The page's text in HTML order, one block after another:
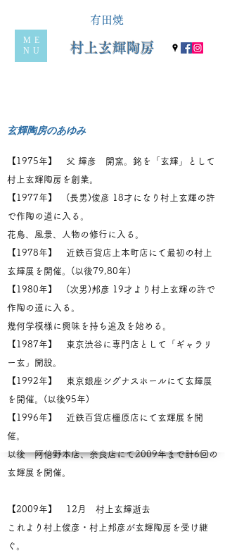
村上玄輝陶房
有田焼
ME
NU
玄輝陶房のあゆみ
【1975年】 父 輝彦 開窯。銘を「玄輝」として
村上玄輝陶房を創業。
【1977年】 (長男)俊彦 18才になり村上玄輝の許
で作陶の道に入る。
花鳥、風景、人物の修行に入る。
【1978年】 近鉄百貨店上本町店にて最初の村上
玄輝展を開催。(以後79,80年)
【1980年】 (次男)邦彦 19才より村上玄輝の許で
作陶の道に入る。
幾何学模様に興味を持ち追及を始める。
【1987年】 東京渋谷に専門店として「ギャラリ
ー玄」開設。
【1992年】 東京銀座シグナスホールにて玄輝展
を開催。(以後95年)
【1996年】 近鉄百貨店橿原店にて玄輝展を開
催。
以後 阿倍野本店、奈良店にて2009年まで計6回の
玄輝展を開催。
【2009年】 12月 村上玄輝逝去
これより村上俊彦・村上邦彦が玄輝陶房を受け継
ぐ。